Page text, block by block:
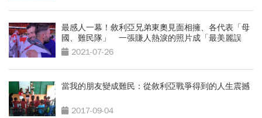
最感人一幕！敘利亞兄弟東奧見面相擁、各代表「母
國、難民隊」 一張賺人熱淚的照片成「最美麗誤
會」2021-07-26
當我的朋友變成難民：從敘利亞戰爭得到的人生震撼
2017-09-04